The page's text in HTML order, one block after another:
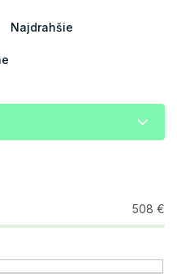
Najdrahšie
508 €